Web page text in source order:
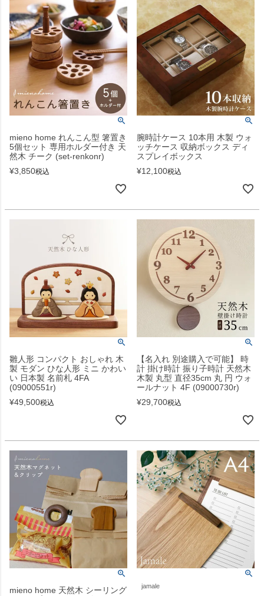
mieno home れんこん型 箸置き
5個セット 専用ホルダー付き 天
然木 チーク (set-renkonr)
¥3,850税込
腕時計ケース 10本用 木製 ウォ
ッチケース 収納ボックス ディ
スプレイボックス
¥12,100税込
雛人形 コンパクト おしゃれ 木
製 モダン ひな人形 ミニ かわい
い 日本製 名前札 4FA
(09000551r)
¥49,500税込
【名入れ 別途購入で可能】 時
計 掛け時計 振り子時計 天然木
木製 丸型 直径35cm 丸 円 ウォ
ールナット 4F (09000730r)
¥29,700税込
mieno home 天然木 シーリング
jamale